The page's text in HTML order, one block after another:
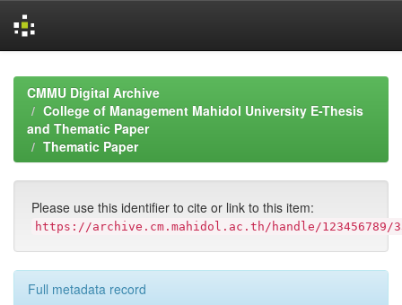
navigationCMMU Digital Archive
College of Management Mahidol University E-Thesis
and Thematic Paper
Thematic Paper
Please use this identifier to cite or link to this item:
https://archive.cm.mahidol.ac.th/handle/123456789/
Full metadata record